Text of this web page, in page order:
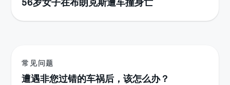
56岁女子在布朗克斯遭车撞身亡
常见问题
遭遇非您过错的车祸后，该怎么办？